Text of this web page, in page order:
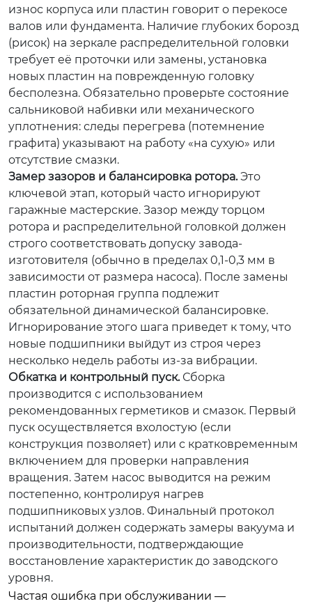
износ корпуса или пластин говорит о перекосе
валов или фундамента. Наличие глубоких борозд
(рисок) на зеркале распределительной головки
требует её проточки или замены, установка
новых пластин на поврежденную головку
бесполезна. Обязательно проверьте состояние
сальниковой набивки или механического
уплотнения: следы перегрева (потемнение
графита) указывают на работу «на сухую» или
отсутствие смазки.
Замер зазоров и балансировка ротора.Это
ключевой этап, который часто игнорируют
гаражные мастерские. Зазор между торцом
ротора и распределительной головкой должен
строго соответствовать допуску завода-
изготовителя (обычно в пределах 0,1-0,3 мм в
зависимости от размера насоса). После замены
пластин роторная группа подлежит
обязательной динамической балансировке.
Игнорирование этого шага приведет к тому, что
новые подшипники выйдут из строя через
несколько недель работы из-за вибрации.
Обкатка и контрольный пуск.Сборка
производится с использованием
рекомендованных герметиков и смазок. Первый
пуск осуществляется вхолостую (если
конструкция позволяет) или с кратковременным
включением для проверки направления
вращения. Затем насос выводится на режим
постепенно, контролируя нагрев
подшипниковых узлов. Финальный протокол
испытаний должен содержать замеры вакуума и
производительности, подтверждающие
восстановление характеристик до заводского
уровня.
Частая ошибка при обслуживании —